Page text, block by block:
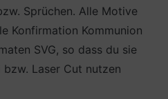
Sprüchen. Alle Motive
Konfirmation Kommunion
SVG, so dass du sie
Laser Cut nutzen